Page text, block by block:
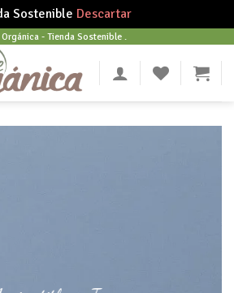
Sostenible Descartar
Orgánica - Tienda Sostenible .